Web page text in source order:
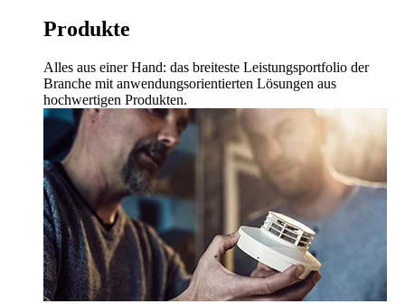
Produkte
Alles aus einer Hand: das breiteste Leistungsportfolio der
Branche mit anwendungsorientierten Lösungen aus
hochwertigen Produkten.